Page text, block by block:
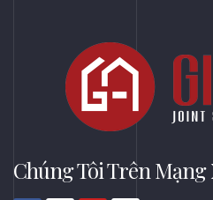
Chúng Tôi Trên Mạng